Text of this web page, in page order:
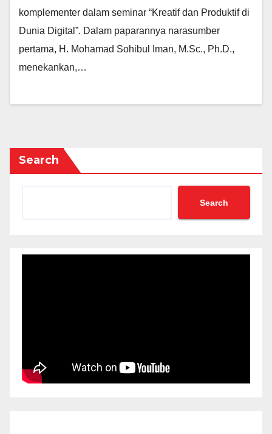
komplementer dalam seminar “Kreatif dan Produktif di
Dunia Digital”. Dalam paparannya narasumber
pertama, H. Mohamad Sohibul Iman, M.Sc., Ph.D.,
menekankan,…
Search
Search